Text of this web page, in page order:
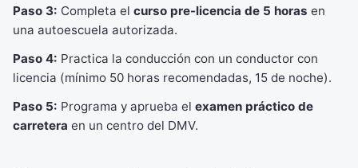
Paso 3: Completa el curso pre-licencia de 5 horas en
una autoescuela autorizada.
Paso 4: Practica la conducción con un conductor con
licencia (mínimo 50 horas recomendadas, 15 de noche).
Paso 5: Programa y aprueba el examen práctico de
carretera en un centro del DMV.